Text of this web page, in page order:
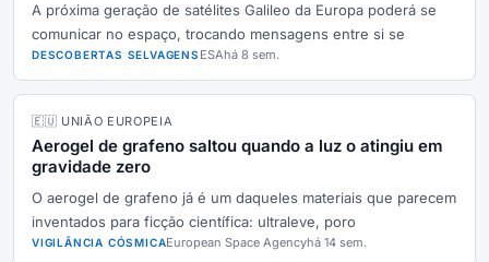
A próxima geração de satélites Galileo da Europa poderá se
comunicar no espaço, trocando mensagens entre si se
DESCOBERTAS SELVAGENS ESAhá 8 sem.
🇪🇺 UNIÃO EUROPEIA
Aerogel de grafeno saltou quando a luz o atingiu em
gravidade zero
O aerogel de grafeno já é um daqueles materiais que parecem
inventados para ficção científica: ultraleve, poro
VIGILÂNCIA CÓSMICAEuropean Space Agencyhá 14 sem.